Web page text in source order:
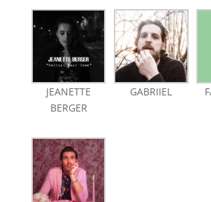
JEANETTE
BERGER
GABRIIEL